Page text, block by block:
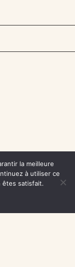
la meilleure
à utiliser ce
êtes satisfait.